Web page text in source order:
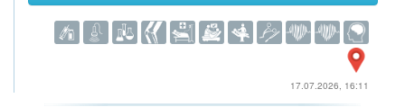
17.07.2026, 16:11